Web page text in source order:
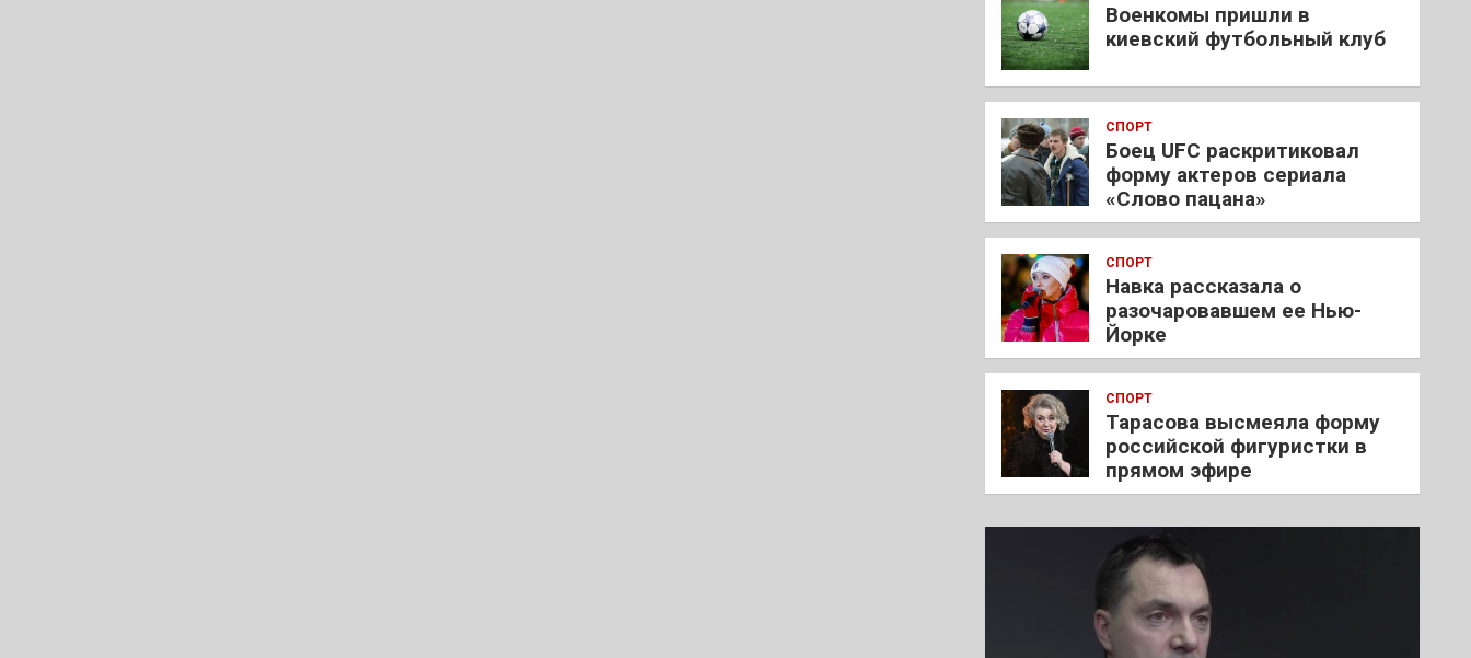
Военкомы пришли в
киевский футбольный клуб
СПОРТ
Боец UFC раскритиковал
форму актеров сериала
«Слово пацана»
СПОРТ
Навка рассказала о
разочаровавшем ее Нью-
Йорке
СПОРТ
Тарасова высмеяла форму
российской фигуристки в
прямом эфире